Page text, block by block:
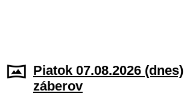
Piatok 07.08.2026 (dnes)
záberov